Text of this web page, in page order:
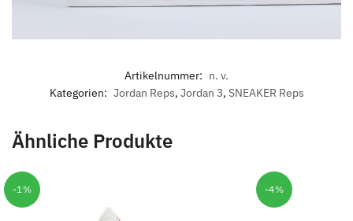
Artikelnummer: n. v.
Kategorien: Jordan Reps, Jordan 3, SNEAKER Reps
Ähnliche Produkte
-1% -4%